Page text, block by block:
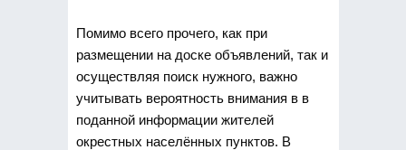
Помимо всего прочего, как при
размещении на доске объявлений, так и
осуществляя поиск нужного, важно
учитывать вероятность внимания в в
поданной информации жителей
окрестных населённых пунктов. В